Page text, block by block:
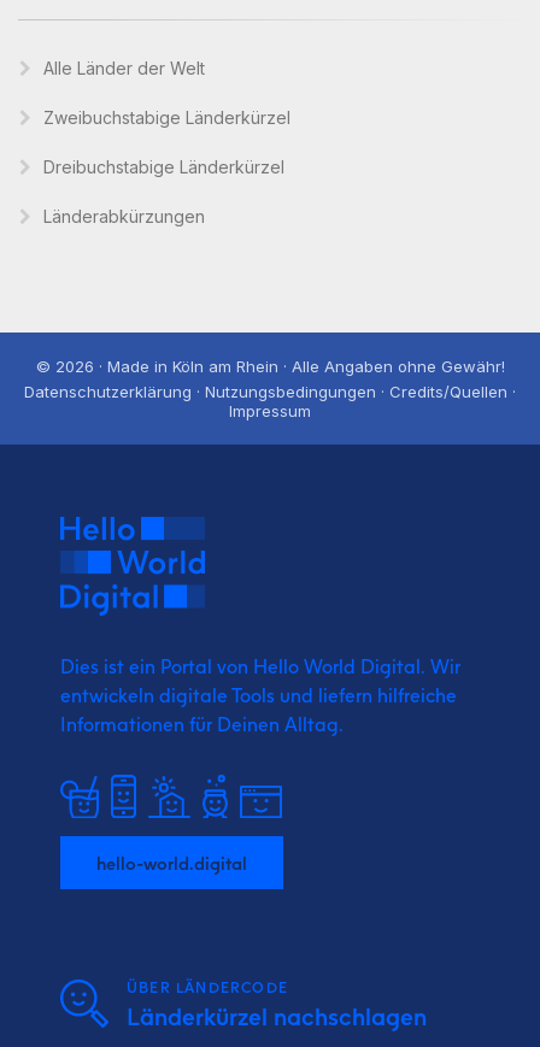
Alle Länder der Welt
Zweibuchstabige Länderkürzel
Dreibuchstabige Länderkürzel
Länderabkürzungen
© 2026 · Made in Köln am Rhein · Alle Angaben ohne Gewähr!
Datenschutzerklärung · Nutzungsbedingungen · Credits/Quellen ·
Impressum
Dies ist ein Portal von Hello World Digital. Wir
entwickeln digitale Tools und liefern hilfreiche
Informationen für Deinen Alltag.
hello-world.digital
ÜBER LÄNDERCODE
Länderkürzel nachschlagen